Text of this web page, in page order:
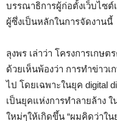
บรรณาธิการผู้ก่อตั้งเว็บไซต์
ผู้ซึ่งเป็นหลักในการจัดงานนี้
ลุงพร เล่าว่า โครงการเกษ
ด้วยเห็นพ้องว่า การทำข่าว
ไป โดยเฉพาะในยุค digital
เป็นยุคแห่งการทำลายล้าง
ใหม่ๆให้เกิดขึ้น “ผมคิดว่าใ